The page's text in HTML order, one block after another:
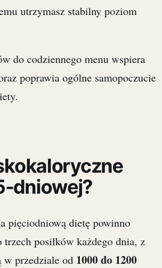
utrzymasz stabilny poziom
do codziennego menu wspiera
poprawia ogólne samopoczucie
dniowej?
pięciodniową dietę powinno
posiłków każdego dnia, z
w przedziale od 1000 do 1200